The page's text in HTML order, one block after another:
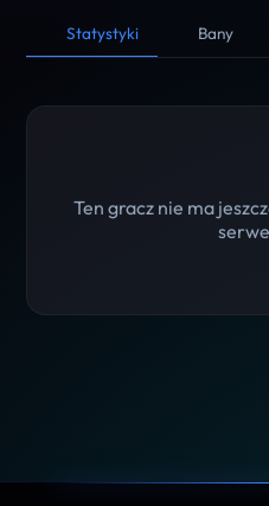
Statystyki Bany
Ten gracz nie ma